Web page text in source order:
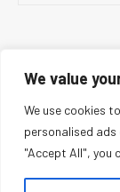
We value
We use cookies
personalised
"Accept All", you
About Us
Terms
Corrections